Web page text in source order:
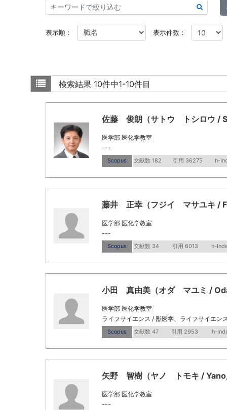
表示順： 表示件数：
検索結果 10件中1-10件目
佐藤 俊朗（サトウ トシロウ /
医学部 医化学教室
---
Scopus 文献数 182 引用 36275 h-
藤井 正幸（フジイ マサユキ /
医学部 医化学教室
---
Scopus 文献数 34 引用 6013 h-
小田 真由美（オダ マユミ /
医学部 医化学教室
ライフサイエンス / 獣医学、ライフサイエン
Scopus 文献数 47 引用 2953 h-
矢野 智樹（ヤノ トモキ /
医学部 医化学教室
---